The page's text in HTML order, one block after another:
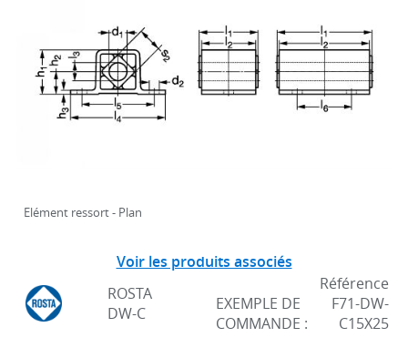
Elément ressort - Plan
Voir les produits associés
ROSTA
DW-C
EXEMPLE DE
COMMANDE :
Référence
F71-DW-
C15X25